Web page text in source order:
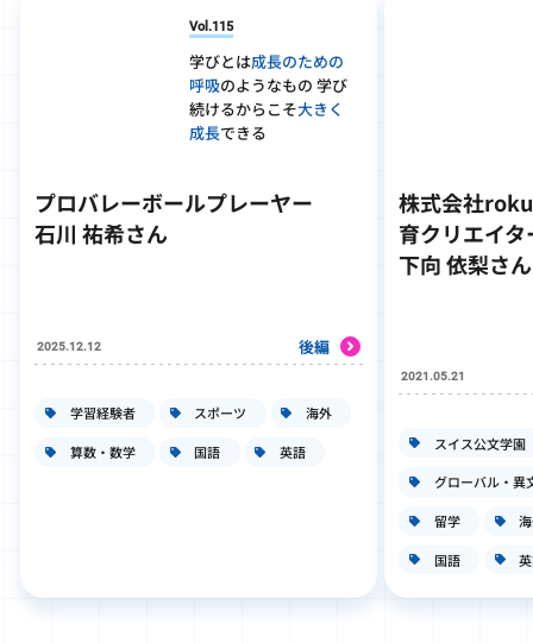
Vol.115
学びとは成長のための
呼吸のようなもの 学び
続けるからこそ大きく
成長できる
プロバレーボールプレーヤー
石川 祐希さん
2025.12.12 後編
学習経験者 スポーツ 海外
算数・数学 国語 英語
株式会社
育クリエイタ
下向 依梨さん
2021.05.21
スイス公文学園
グローバル・異
留学
国語